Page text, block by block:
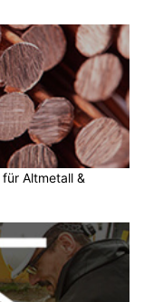
Altmetall &